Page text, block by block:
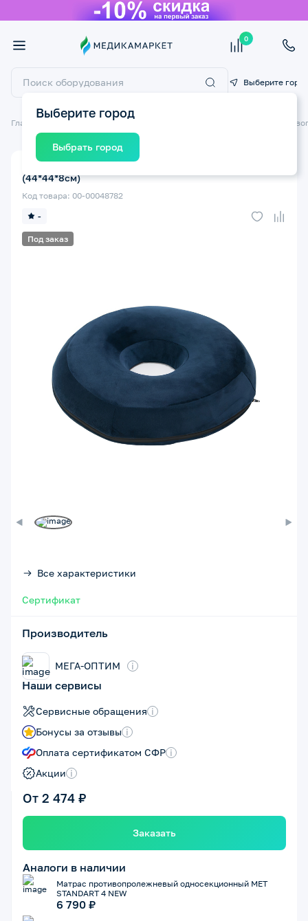
0
Выберите город
Выберите город
Выбрать город
Главная Технические средства реабилитации ТСР Матрасы
Под заказ
-
Код товара: 00-00048782
(44*44*8см)
Все характеристики
Сертификат
Производитель
МЕГА-ОПТИМ i
Наши сервисы
Сервисные обращения i
Бонусы за отзывы i
Оплата сертификатом СФР i
Акции i
От 2 474 ₽
Заказать
Аналоги в наличии
Матрас противопролежневый односекционный MET
STANDART 4 NEW
6 790 ₽